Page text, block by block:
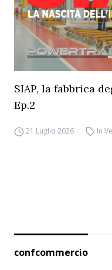
SIAP, la fabbrica
Ep.2
21 Luglio 2026 In
confcommercio